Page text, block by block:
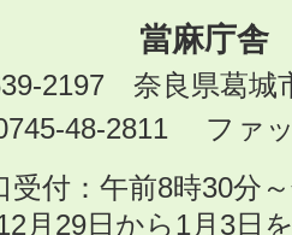
當麻庁舎
2197 奈良県葛城
48-2811 ファ
受付：午前8時30分
月29日から1月3日